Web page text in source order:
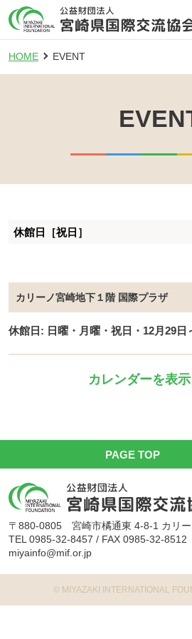
HOME EVENT
休館日［祝日］
カリーノ宮崎地下１階 国際プラザ
休館日: 日曜・月曜・祝日・12月29日
カレンダーを表示
PAGE TOP
〒880-0805 宮崎市橘通東 4-8-1 カリ
TEL 0985-32-8457 / FAX 0985-32-8512
miyainfo@mif.or.jp
©️ MIYAZAKI INTERNATIONAL